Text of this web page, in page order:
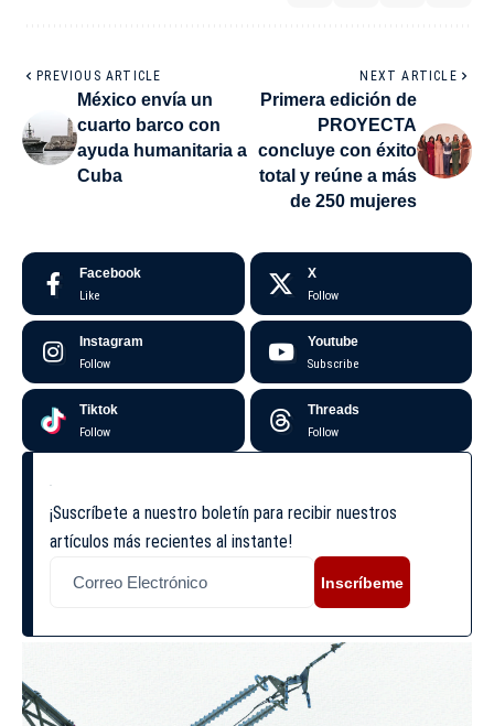
PREVIOUS ARTICLE
México envía un
cuarto barco con
ayuda humanitaria a
Cuba
NEXT ARTICLE
Primera edición de
PROYECTA
concluye con éxito
total y reúne a más
de 250 mujeres
Facebook
Like
X
Follow
Instagram
Follow
Youtube
Subscribe
Tiktok
Follow
Threads
Follow
¡Suscríbete a nuestro boletín para recibir nuestros
artículos más recientes al instante!
Inscríbeme